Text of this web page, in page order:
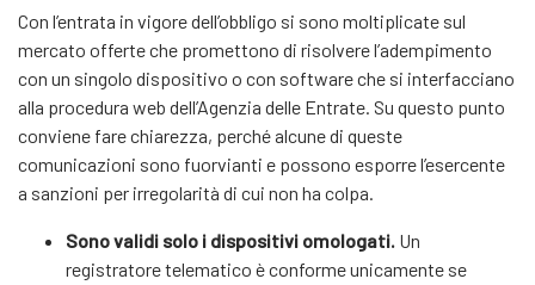
Con l’entrata in vigore dell’obbligo si sono moltiplicate sul
mercato offerte che promettono di risolvere l’adempimento
con un singolo dispositivo o con software che si interfacciano
alla procedura web dell’Agenzia delle Entrate. Su questo punto
conviene fare chiarezza, perché alcune di queste
comunicazioni sono fuorvianti e possono esporre l’esercente
a sanzioni per irregolarità di cui non ha colpa.
Sono validi solo i dispositivi omologati. Un
registratore telematico è conforme unicamente se